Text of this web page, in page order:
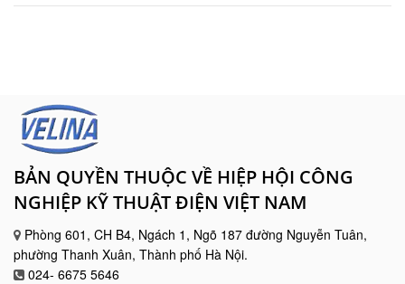
BẢN QUYỀN THUỘC VỀ HIỆP HỘI CÔNG
NGHIỆP KỸ THUẬT ĐIỆN VIỆT NAM
Phòng 601, CH B4, Ngách 1, Ngõ 187 đường Nguyễn Tuân,
phường Thanh Xuân, Thành phố Hà Nội.
024- 6675 5646